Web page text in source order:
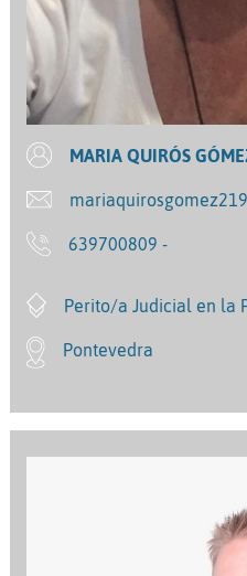
MARIA QUIRÓS
639700809 -
Perito/a Judicial en la
Pontevedra